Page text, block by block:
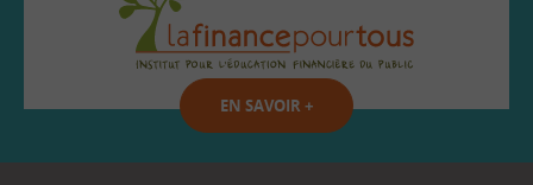
EN SAVOIR +